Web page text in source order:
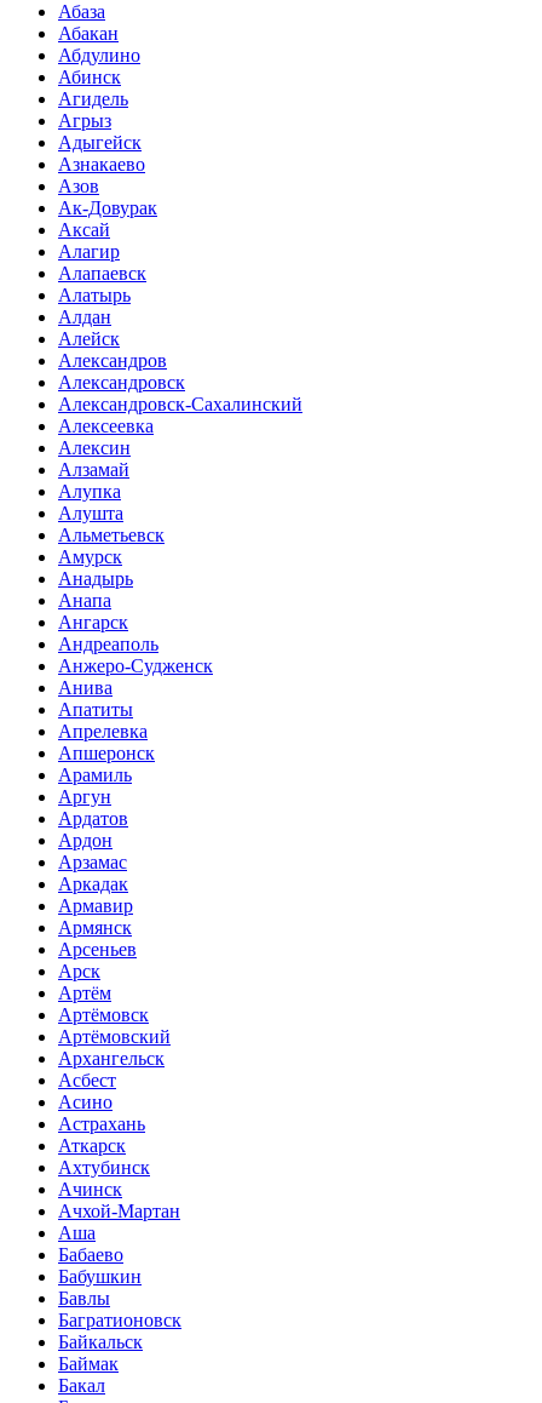
Абаза
Абакан
Абдулино
Абинск
Агидель
Агрыз
Адыгейск
Азнакаево
Азов
Ак-Довурак
Аксай
Алагир
Алапаевск
Алатырь
Алдан
Алейск
Александров
Александровск
Александровск-Сахалинский
Алексеевка
Алексин
Алзамай
Алупка
Алушта
Альметьевск
Амурск
Анадырь
Анапа
Ангарск
Андреаполь
Анжеро-Судженск
Анива
Апатиты
Апрелевка
Апшеронск
Арамиль
Аргун
Ардатов
Ардон
Арзамас
Аркадак
Армавир
Армянск
Арсеньев
Арск
Артём
Артёмовск
Артёмовский
Архангельск
Асбест
Асино
Астрахань
Аткарск
Ахтубинск
Ачинск
Ачхой-Мартан
Аша
Бабаево
Бабушкин
Бавлы
Багратионовск
Байкальск
Баймак
Бакал